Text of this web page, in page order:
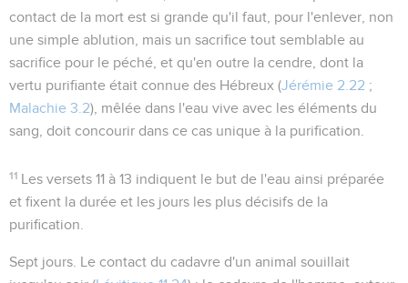
contact de la mort est si grande qu'il faut, pour l'enlever, non
une simple ablution, mais un sacrifice tout semblable au
sacrifice pour le péché, et qu'en outre la cendre, dont la
vertu purifiante était connue des Hébreux (Jérémie 2.22 ;
Malachie 3.2), mêlée dans l'eau vive avec les éléments du
sang, doit concourir dans ce cas unique à la purification.
11 Les versets 11 à 13 indiquent le but de l'eau ainsi préparée
et fixent la durée et les jours les plus décisifs de la
purification.
Sept jours . Le contact du cadavre d'un animal souillait